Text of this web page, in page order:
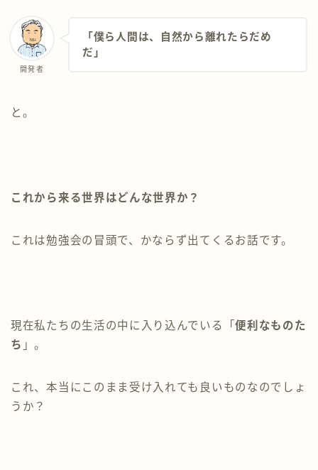
開発者
「僕ら人間は、自然から離れたらだめ
だ」
と。
これから来る世界はどんな世界か？
これは勉強会の冒頭で、かならず出てくるお話です。
現在私たちの生活の中に入り込んでいる「便利なものた
ち 」。
これ、本当にこのまま受け入れても良いものなのでしょ
うか？